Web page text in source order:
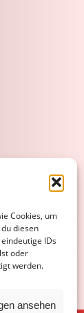
Cookies, um
diesen
IDs
oder
werden.
ansehen